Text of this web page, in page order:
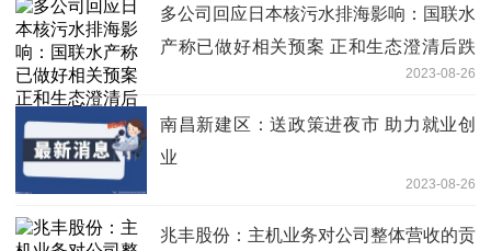
多公司回应日本核污水排海影响：国联水
产称已做好相关预案 正和生态澄清后跌
2023-08-26
南昌新建区：送政策进夜市 助力就业创
业
2023-08-26
兆丰股份：主机业务对公司整体营收的贡